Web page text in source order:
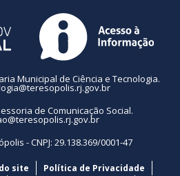
Municipal de Ciência e Tecnologia.
de Comunicação Social.
- CNPJ: 29.138.369/0001-47
site
Política de Privacidade